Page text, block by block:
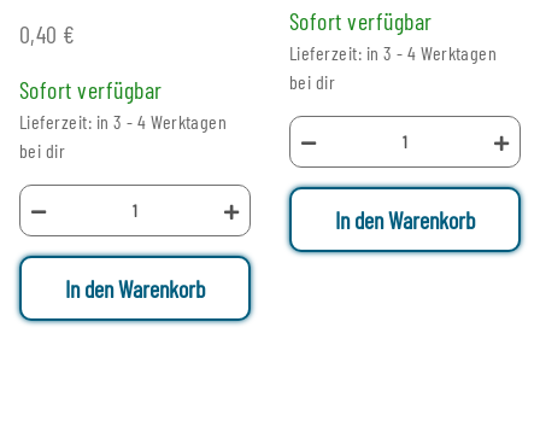
0,40 €
Sofort verfügbar
Lieferzeit: in 3 - 4 Werktagen
bei dir
In den Warenkorb
Sofort verfügbar
Lieferzeit: in 3 - 4 Werktagen
bei dir
In den Warenkorb